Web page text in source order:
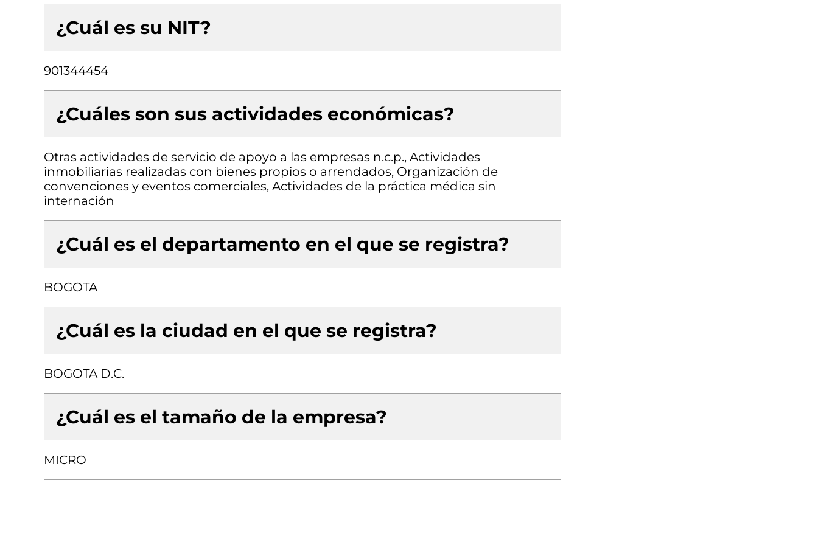
¿Cuál es su NIT?
901344454
¿Cuáles son sus actividades económicas?
Otras actividades de servicio de apoyo a las empresas n.c.p., Actividades
inmobiliarias realizadas con bienes propios o arrendados, Organización de
convenciones y eventos comerciales, Actividades de la práctica médica sin
internación
¿Cuál es el departamento en el que se registra?
BOGOTA
¿Cuál es la ciudad en el que se registra?
BOGOTA D.C.
¿Cuál es el tamaño de la empresa?
MICRO